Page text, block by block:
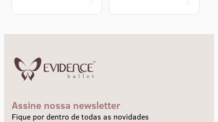
Assine nossa newsletter
Fique por dentro de todas as novidades